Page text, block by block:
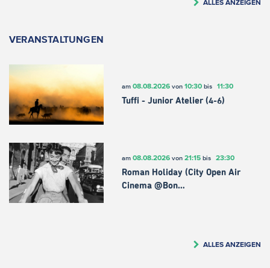
ALLES ANZEIGEN
VERANSTALTUNGEN
am 08.08.2026von 10:30bis 11:30
Tuffi - Junior Atelier (4-6)
am 08.08.2026von 21:15bis 23:30
Roman Holiday (City Open Air
Cinema @Bon…
ALLES ANZEIGEN